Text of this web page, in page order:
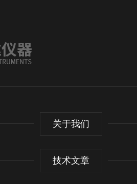
关于我们
技术文章